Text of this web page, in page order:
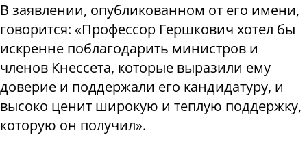
В заявлении, опубликованном от его имени,
говорится: «Профессор Гершкович хотел бы
искренне поблагодарить министров и
членов Кнессета, которые выразили ему
доверие и поддержали его кандидатуру, и
высоко ценит широкую и теплую поддержку,
которую он получил».